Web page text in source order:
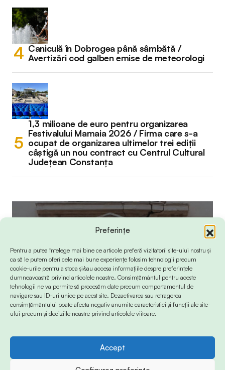
Preferințe
Pentru a putea înțelege mai bine ce articole preferă vizitatorii site-ului nostru și
ca să le putem oferi cele mai bune experiențe folosim tehnologii precum
cookie-urile pentru a stoca și/sau accesa informațiile despre preferințele
dumneavoastră privind articolele noastre. Consimțământul pentru aceste
tehnologii ne va permite să procesăm date precum comportamentul de
navigare sau ID-uri unice pe acest site. Dezactivarea sau retragerea
consimțământului poate afecta negativ anumite caracteristici și funcții ale site-
ului precum și deciziile noastre privind articolele viitoare.
Accept
Caniculă în Dobrogea până sâmbătă /
Avertizări cod galben emise de meteorologi
1,3 milioane de euro pentru organizarea
Festivalului Mamaia 2026 / Firma care s-a
ocupat de organizarea ultimelor trei ediții
câștigă un nou contract cu Centrul Cultural
Județean Constanța